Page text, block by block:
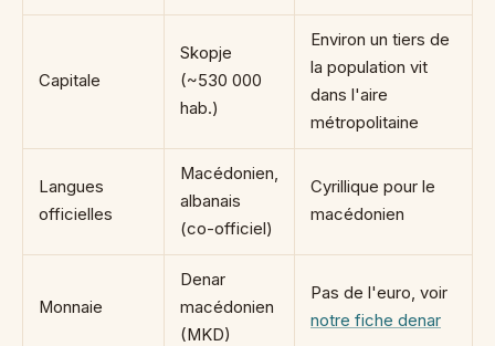
Capitale
Skopje
(~530 000
hab.)
Environ un tiers de
la population vit
dans l'aire
métropolitaine
Langues
officielles
Macédonien,
albanais
(co-officiel)
Cyrillique pour le
macédonien
Monnaie
Denar
macédonien
(MKD)
Pas de l'euro, voir
notre fiche denar